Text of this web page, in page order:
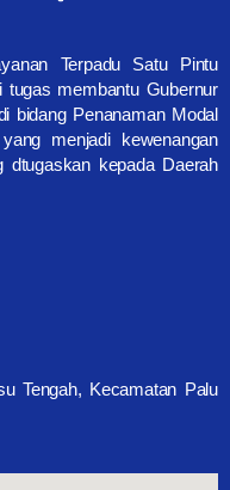
Terpadu Satu Pintu
tugas membantu Gubernur
bidang Penanaman Modal
menjadi kewenangan
dtugaskan kepada Daerah
Tengah, Kecamatan Palu